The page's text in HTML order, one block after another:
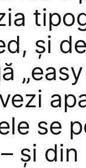
şi
se
şi